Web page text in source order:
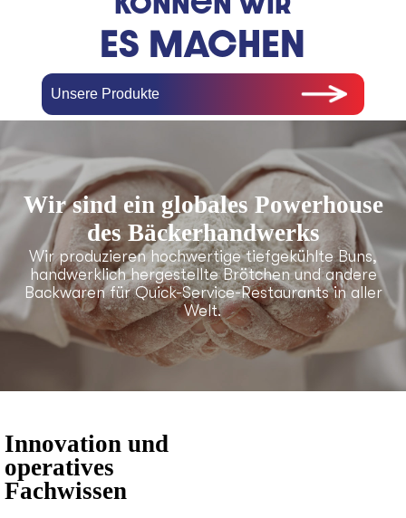
ES MACHEN
Unsere Produkte
Wir sind ein globales Powerhouse
des Bäckerhandwerks
Wir produzieren hochwertige tiefgekühlte Buns,
handwerklich hergestellte Brötchen und andere
Backwaren für Quick-Service-Restaurants in aller
Welt.
Innovation und
operatives
Fachwissen